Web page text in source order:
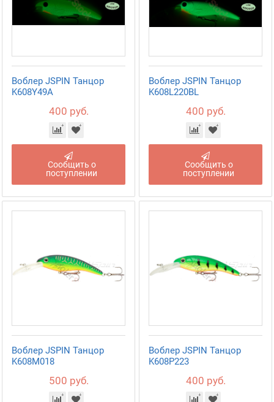
Воблер JSPIN Танцор
K608Y49A
400 руб.
Сообщить о
поступлении
Воблер JSPIN Танцор
K608L220BL
400 руб.
Сообщить о
поступлении
Воблер JSPIN Танцор
K608M018
500 руб.
Воблер JSPIN Танцор
K608P223
400 руб.